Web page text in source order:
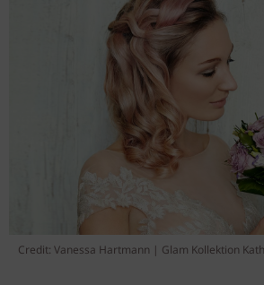
Credit: Vanessa Hartmann | Glam Kollektion